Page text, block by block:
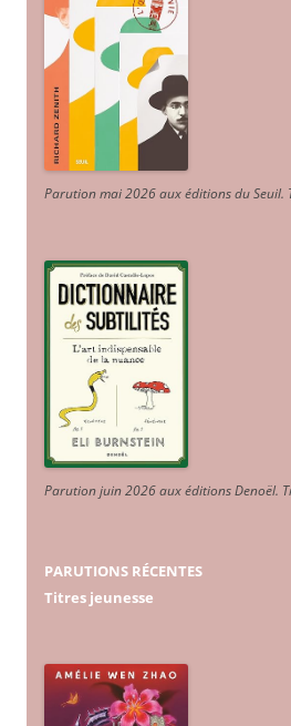
Parution mai 2026 aux éditions du Seuil.
Parution juin 2026 aux éditions Denoël.
PARUTIONS RÉCENTES
Titres jeunesse